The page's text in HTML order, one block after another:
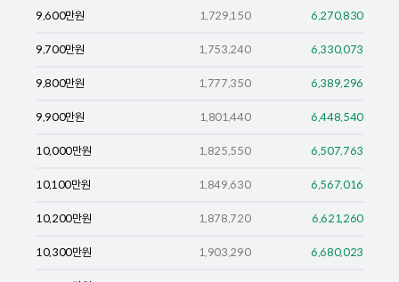
9,600만원 1,729,150 6,270,830
9,700만원 1,753,240 6,330,073
9,800만원 1,777,350 6,389,296
9,900만원 1,801,440 6,448,540
10,000만원 1,825,550 6,507,763
10,100만원 1,849,630 6,567,016
10,200만원 1,878,720 6,621,260
10,300만원 1,903,290 6,680,023